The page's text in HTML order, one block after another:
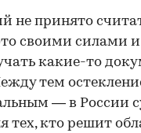
не принято
своими силами и
какие-то
тем
— в России
тех, кто решит